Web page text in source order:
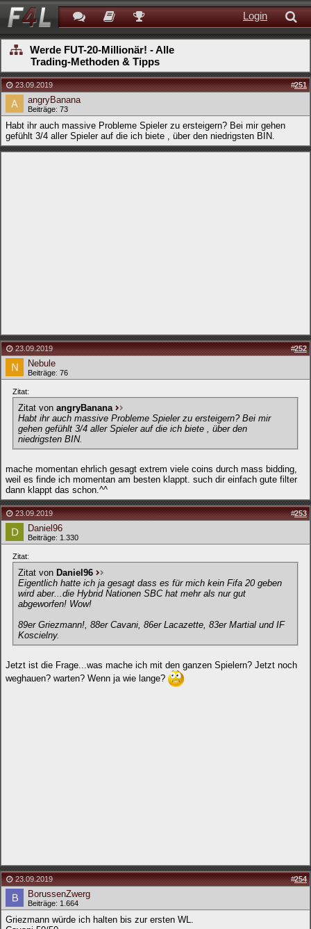
Login
Werde FUT-20-Millionär! - Alle
Trading-Methoden & Tipps
23.09.2019 #251
angryBanana
Beiträge: 73
Habt ihr auch massive Probleme Spieler zu ersteigern? Bei mir gehen
gefühlt 3/4 aller Spieler auf die ich biete , über den niedrigsten BIN.
23.09.2019 #252
Nebule
Beiträge: 76
Zitat:
Zitat von angryBanana
Habt ihr auch massive Probleme Spieler zu ersteigern? Bei mir
gehen gefühlt 3/4 aller Spieler auf die ich biete , über den
niedrigsten BIN.
mache momentan ehrlich gesagt extrem viele coins durch mass bidding,
weil es finde ich momentan am besten klappt. such dir einfach gute filter
dann klappt das schon.^^
23.09.2019 #253
Daniel96
Beiträge: 1.330
Zitat:
Zitat von Daniel96
Eigentlich hatte ich ja gesagt dass es für mich kein Fifa 20 geben
wird aber...die Hybrid Nationen SBC hat mehr als nur gut
abgeworfen! Wow!
89er Griezmann!, 88er Cavani, 86er Lacazette, 83er Martial und IF
Koscielny.
Jetzt ist die Frage...was mache ich mit den ganzen Spielern? Jetzt noch
weghauen? warten? Wenn ja wie lange?
23.09.2019 #254
BorussenZwerg
Beiträge: 1.664
Griezmann würde ich halten bis zur ersten WL.